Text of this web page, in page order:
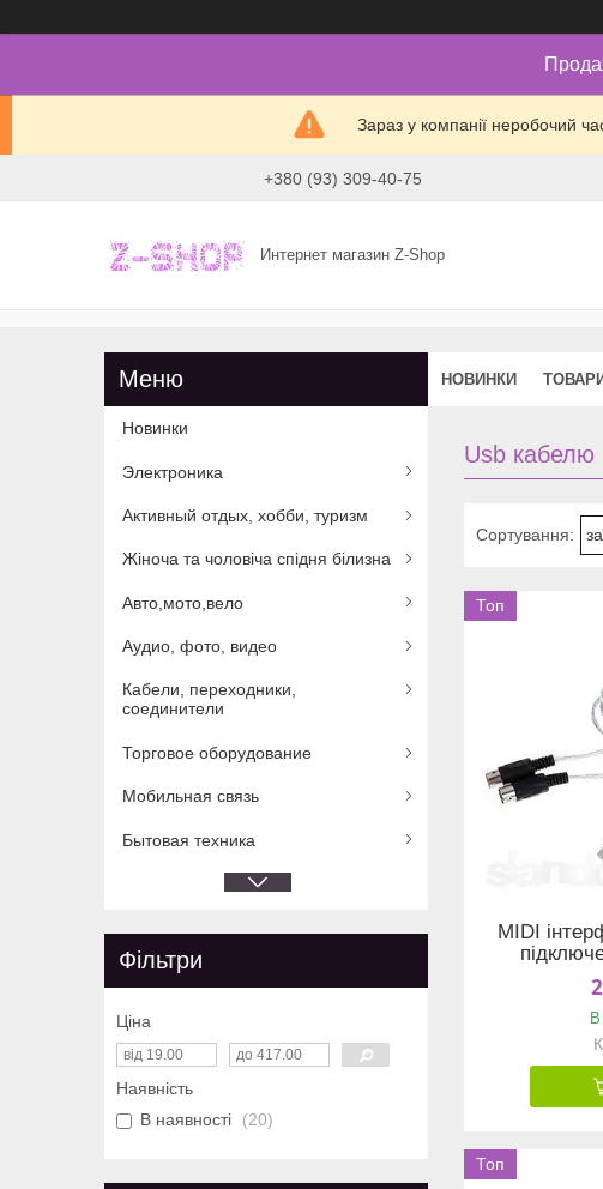
Зараз у компанії неробочий
+380 (93) 309-40-75
Интернет магазин Z-Shop
НОВИНКИ
Usb кабелю
Топ
MIDI
В
Топ
Новинки
Электроника
Активный отдых, хобби, туризм
Жіноча та чоловіча спідня білизна
Авто,мото,вело
Аудио, фото, видео
Кабели, переходники,
соединители
Торговое оборудование
Мобильная связь
Бытовая техника
Фільтри
Ціна
Наявність
В наявності
20